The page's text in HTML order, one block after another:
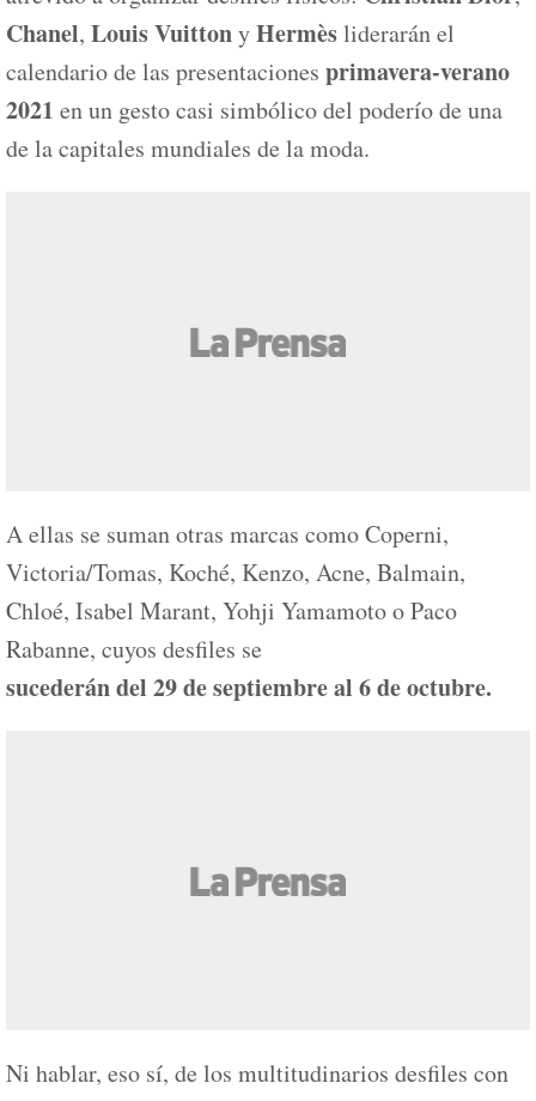
Chanel, Louis VuittonyHermèsliderarán el
calendario de las presentaciones primavera-verano
2021 en un gesto casi simbólico del poderío de una
de la capitales mundiales de la moda.
A ellas se suman otras marcas como Coperni,
Victoria/Tomas, Koché, Kenzo, Acne, Balmain,
Chloé, Isabel Marant, Yohji Yamamoto o Paco
Rabanne, cuyos desfiles se
sucederán del 29 de septiembre al 6 de octubre.
Ni hablar, eso sí, de los multitudinarios desfiles con